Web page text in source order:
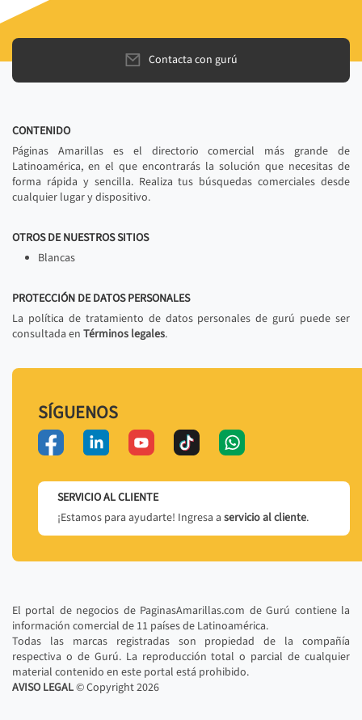
Contacta con gurú
CONTENIDO
Páginas Amarillas es el directorio comercial más grande de
Latinoamérica, en el que encontrarás la solución que necesitas de
forma rápida y sencilla. Realiza tus búsquedas comerciales desde
cualquier lugar y dispositivo.
OTROS DE NUESTROS SITIOS
Blancas
PROTECCIÓN DE DATOS PERSONALES
La política de tratamiento de datos personales de gurú puede ser
consultada en Términos legales.
SÍGUENOS
SERVICIO AL CLIENTE
¡Estamos para ayudarte! Ingresa a servicio al cliente.
El portal de negocios de PaginasAmarillas.com de Gurú contiene la
información comercial de 11 países de Latinoamérica.
Todas las marcas registradas son propiedad de la compañía
respectiva o de Gurú. La reproducción total o parcial de cualquier
material contenido en este portal está prohibido.
AVISO LEGAL© Copyright2026